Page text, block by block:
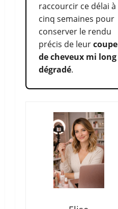
raccourcir ce délai à
cinq semaines pour
conserver le rendu
précis de leurcoupe
de cheveux mi long
dégradé.